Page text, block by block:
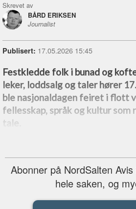
Skrevet av
BÅRD ERIKSEN
Journalist
Publisert: 17.05.2026 15:45
Festkledde folk i bunad og
leker, loddsalg og taler hører
ble nasjonaldagen feiret i flott
fellesskap, språk og kultur som
tale.
Abonner på NordSalten
hele saken, og